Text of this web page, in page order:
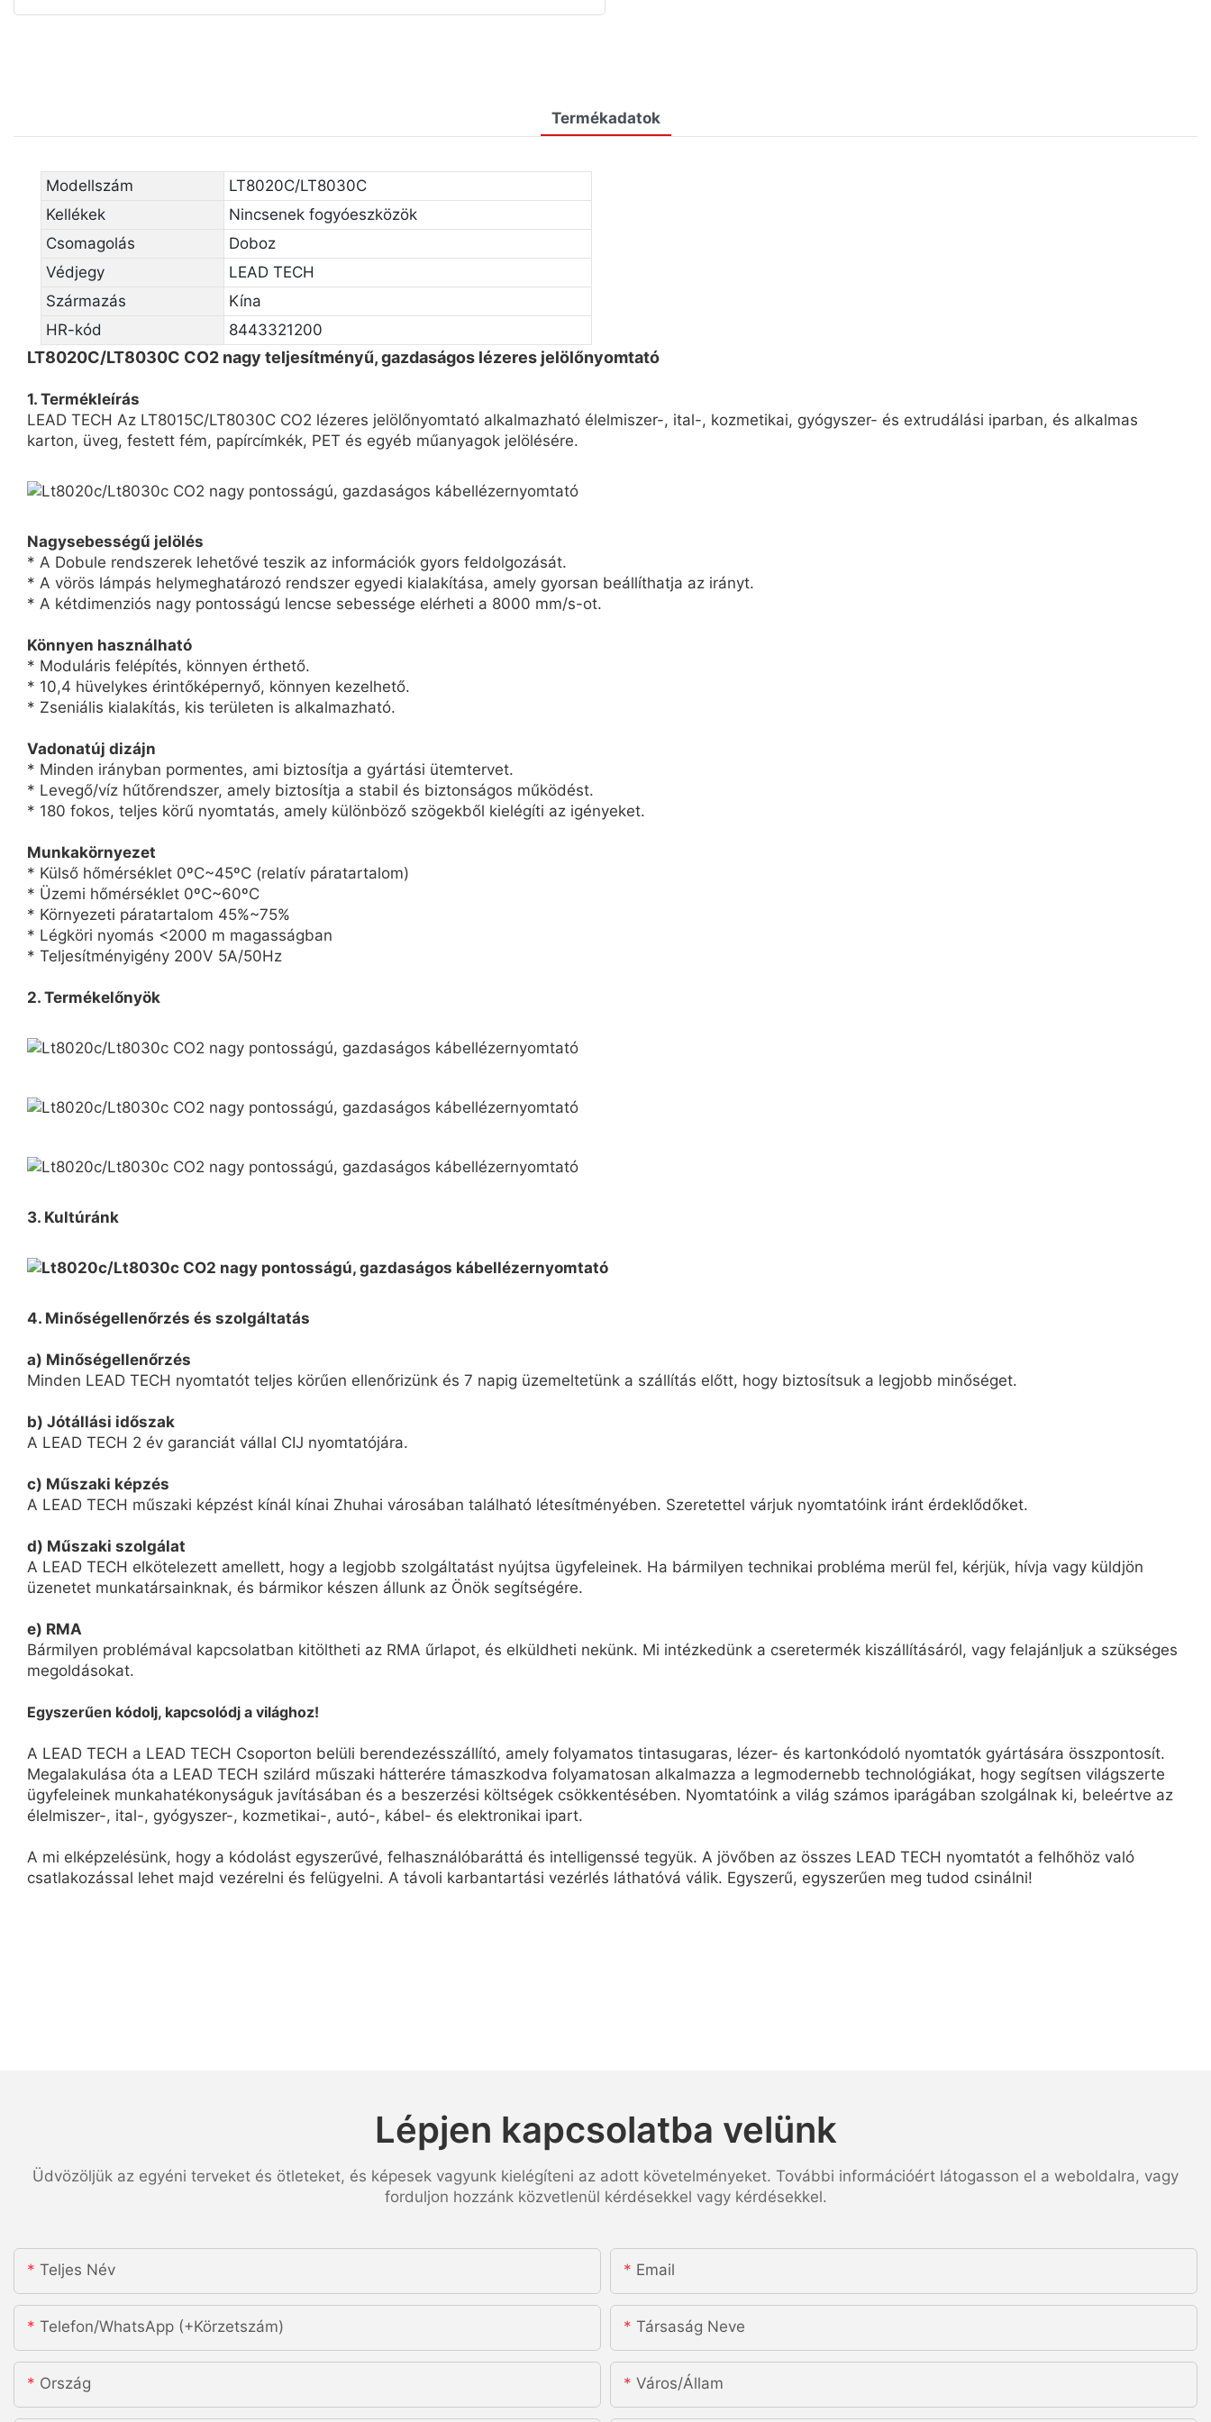
Termékadatok
Modellszám
LT8020C/LT8030C
Kellékek
Nincsenek fogyóeszközök
Csomagolás
Doboz
Védjegy
LEAD TECH
Származás
Kína
HR-kód
8443321200
LT8020C/LT8030C CO2 nagy teljesítményű, gazdaságos lézeres jelölőnyomtató
1. Termékleírás
LEAD TECH Az LT8015C/LT8030C CO2 lézeres jelölőnyomtató alkalmazható élelmiszer-, ital-, kozmetikai, gyógyszer- és extrudálási iparban, és alkalmas
karton, üveg, festett fém, papírcímkék, PET és egyéb műanyagok jelölésére.
Nagysebességű jelölés
* A Dobule rendszerek lehetővé teszik az információk gyors feldolgozását.
* A vörös lámpás helymeghatározó rendszer egyedi kialakítása, amely gyorsan beállíthatja az irányt.
* A kétdimenziós nagy pontosságú lencse sebessége elérheti a 8000 mm/s-ot.
Könnyen használható
* Moduláris felépítés, könnyen érthető.
* 10,4 hüvelykes érintőképernyő, könnyen kezelhető.
* Zseniális kialakítás, kis területen is alkalmazható.
Vadonatúj dizájn
* Minden irányban pormentes, ami biztosítja a gyártási ütemtervet.
* Levegő/víz hűtőrendszer, amely biztosítja a stabil és biztonságos működést.
* 180 fokos, teljes körű nyomtatás, amely különböző szögekből kielégíti az igényeket.
Munkakörnyezet
* Külső hőmérséklet 0ºC~45ºC (relatív páratartalom)
* Üzemi hőmérséklet 0ºC~60ºC
* Környezeti páratartalom 45%~75%
* Légköri nyomás <2000 m magasságban
* Teljesítményigény 200V 5A/50Hz
2. Termékelőnyök
3. Kultúránk
4. Minőségellenőrzés és szolgáltatás
a) Minőségellenőrzés
Minden LEAD TECH nyomtatót teljes körűen ellenőrizünk és 7 napig üzemeltetünk a szállítás előtt, hogy biztosítsuk a legjobb minőséget.
b) Jótállási időszak
A LEAD TECH 2 év garanciát vállal CIJ nyomtatójára.
c) Műszaki képzés
A LEAD TECH műszaki képzést kínál kínai Zhuhai városában található létesítményében. Szeretettel várjuk nyomtatóink iránt érdeklődőket.
d) Műszaki szolgálat
A LEAD TECH elkötelezett amellett, hogy a legjobb szolgáltatást nyújtsa ügyfeleinek. Ha bármilyen technikai probléma merül fel, kérjük, hívja vagy küldjön
üzenetet munkatársainknak, és bármikor készen állunk az Önök segítségére.
e) RMA
Bármilyen problémával kapcsolatban kitöltheti az RMA űrlapot, és elküldheti nekünk. Mi intézkedünk a cseretermék kiszállításáról, vagy felajánljuk a szükséges
megoldásokat.
Egyszerűen kódolj, kapcsolódj a világhoz!
A LEAD TECH a LEAD TECH Csoporton belüli berendezésszállító, amely folyamatos tintasugaras, lézer- és kartonkódoló nyomtatók gyártására összpontosít.
Megalakulása óta a LEAD TECH szilárd műszaki hátterére támaszkodva folyamatosan alkalmazza a legmodernebb technológiákat, hogy segítsen világszerte
ügyfeleinek munkahatékonyságuk javításában és a beszerzési költségek csökkentésében. Nyomtatóink a világ számos iparágában szolgálnak ki, beleértve az
élelmiszer-, ital-, gyógyszer-, kozmetikai-, autó-, kábel- és elektronikai ipart.
A mi elképzelésünk, hogy a kódolást egyszerűvé, felhasználóbaráttá és intelligenssé tegyük. A jövőben az összes LEAD TECH nyomtatót a felhőhöz való
csatlakozással lehet majd vezérelni és felügyelni. A távoli karbantartási vezérlés láthatóvá válik. Egyszerű, egyszerűen meg tudod csinálni!
Lépjen kapcsolatba velünk
Üdvözöljük az egyéni terveket és ötleteket, és képesek vagyunk kielégíteni az adott követelményeket. További információért látogasson el a weboldalra, vagy
forduljon hozzánk közvetlenül kérdésekkel vagy kérdésekkel.
Teljes Név Email
Telefon/WhatsApp (+körzetszám) Társaság Neve
Ország Város/állam